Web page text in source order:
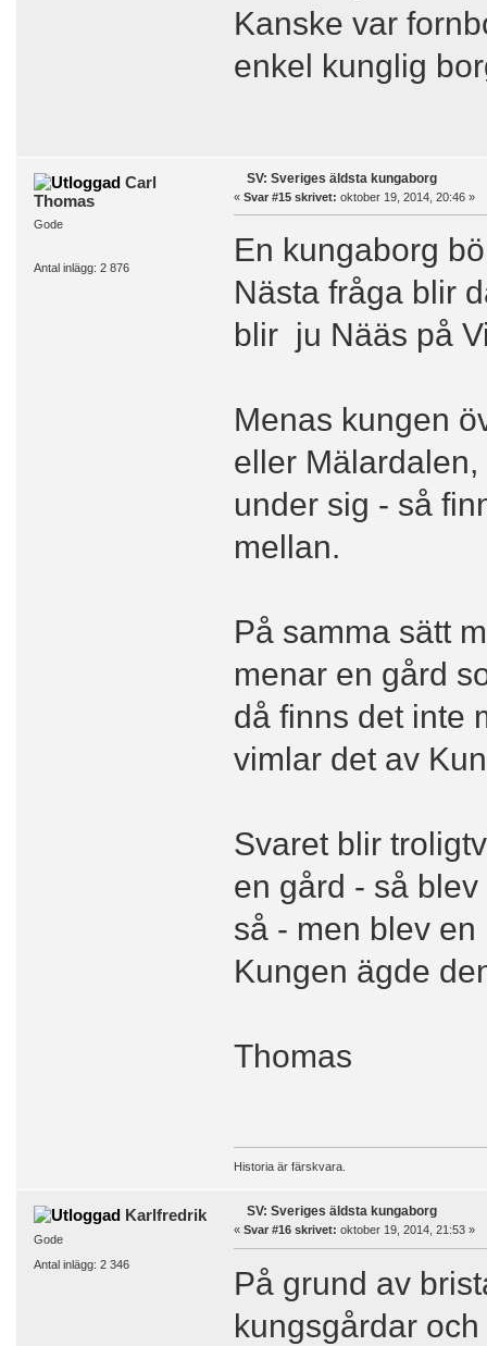
Kanske var
enkel kunglig
Carl
Thomas
Gode
Antal inlägg: 2 876
SV: Sveriges äldsta kungaborg
« Svar #15 skrivet: oktober 19, 2014, 20:46 »
En kungaborg
Nästa fråga blir
blir ju Nääs på
Menas kungen
eller
under sig - så
mellan.
På samma sätt
menar en gård
då finns det inte
vimlar det av
Svaret blir
en gård - så
så - men blev
Kungen ägde
Thomas
Historia är färskvara.
Karlfredrik
Gode
Antal inlägg: 2 346
SV: Sveriges äldsta kungaborg
« Svar #16 skrivet: oktober 19, 2014, 21:53 »
På grund av
kungsgårdar